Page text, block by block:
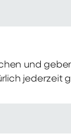
und
jederzeit